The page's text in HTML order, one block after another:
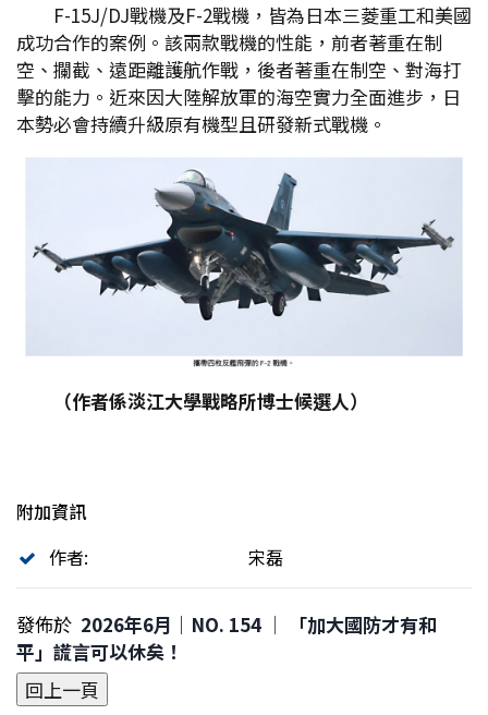
F-15J/DJ戰機及F-2戰機，皆為日本三菱重工和美國
成功合作的案例。該兩款戰機的性能，前者著重在制
空、攔截、遠距離護航作戰，後者著重在制空、對海打
擊的能力。近來因大陸解放軍的海空實力全面進步，日
本勢必會持續升級原有機型且研發新式戰機。
（作者係淡江大學戰略所博士候選人）
附加資訊
作者:
宋磊
發佈於 2026年6月｜NO. 154 │ 「加大國防才有和
平」謊言可以休矣！